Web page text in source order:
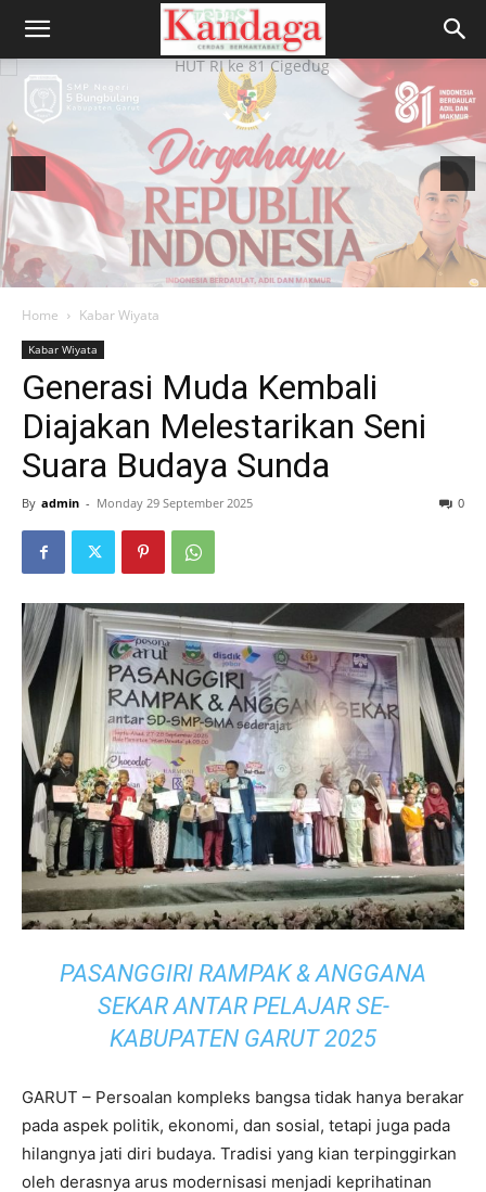
Home Kabar Wiyata
Kabar Wiyata
Generasi Muda Kembali
Diajakan Melestarikan Seni
Suara Budaya Sunda
By admin Monday 29 September 2025 0